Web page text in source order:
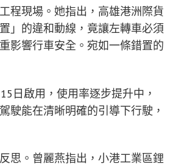
程現場。她指出，高雄港洲際貨
」的違和動線，竟讓左轉車必須
影響行車安全。宛如一條錯置的
日啟用，使用率逐步提升中，
駛能在清晰明確的引導下行駛，
思。曾麗燕指出，小港工業區鋰